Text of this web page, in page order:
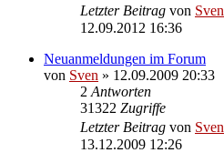
Letzter Beitrag von Sven
12.09.2012 16:36
Neuanmeldungen im Forum
von Sven » 12.09.2009 20:33
2 Antworten
31322 Zugriffe
Letzter Beitrag von Sven
13.12.2009 12:26